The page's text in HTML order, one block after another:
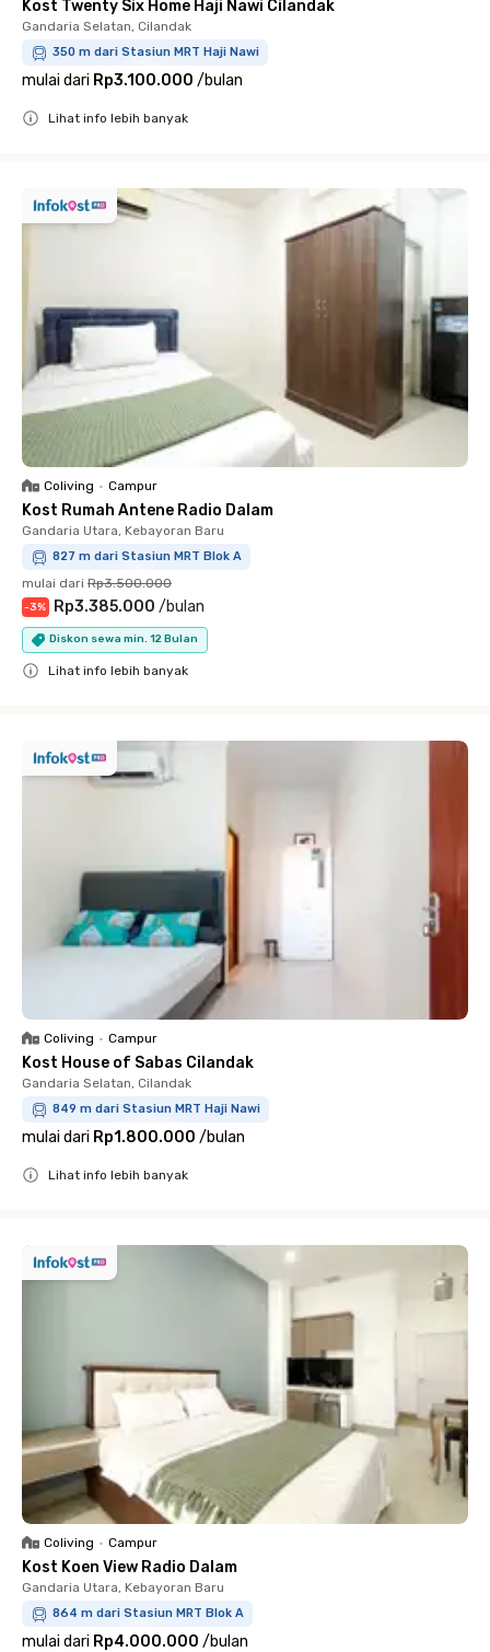
Kost Twenty Six Home Haji Nawi Cilandak
Gandaria Selatan, Cilandak
350 m dari Stasiun MRT Haji Nawi
mulai dari Rp3.100.000 /bulan
Lihat info lebih banyak
Coliving • Campur
Kost Rumah Antene Radio Dalam
Gandaria Utara, Kebayoran Baru
827 m dari Stasiun MRT Blok A
mulai dari Rp3.500.000
-3% Rp3.385.000 /bulan
Diskon sewa min. 12 Bulan
Lihat info lebih banyak
Coliving • Campur
Kost House of Sabas Cilandak
Gandaria Selatan, Cilandak
849 m dari Stasiun MRT Haji Nawi
mulai dari Rp1.800.000 /bulan
Lihat info lebih banyak
Coliving • Campur
Kost Koen View Radio Dalam
Gandaria Utara, Kebayoran Baru
864 m dari Stasiun MRT Blok A
mulai dari Rp4.000.000 /bulan